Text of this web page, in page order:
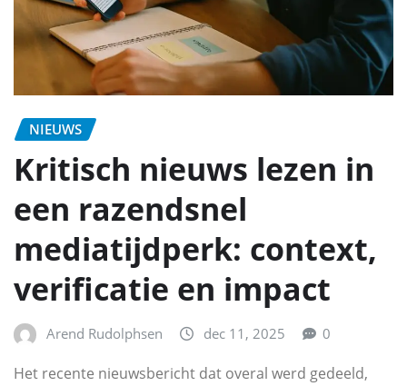
NIEUWS
Kritisch nieuws lezen in
een razendsnel
mediatijdperk: context,
verificatie en impact
Arend Rudolphsen dec 11, 2025 0
Het recente nieuwsbericht dat overal werd gedeeld,